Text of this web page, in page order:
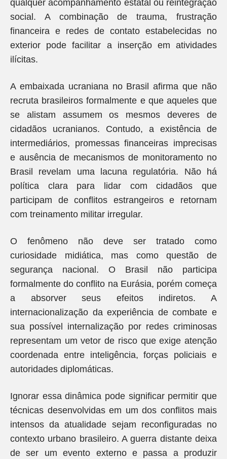
qualquer acompanhamento estatal ou reintegração
social. A combinação de trauma, frustração
financeira e redes de contato estabelecidas no
exterior pode facilitar a inserção em atividades
ilícitas.
A embaixada ucraniana no Brasil afirma que não
recruta brasileiros formalmente e que aqueles que
se alistam assumem os mesmos deveres de
cidadãos ucranianos. Contudo, a existência de
intermediários, promessas financeiras imprecisas
e ausência de mecanismos de monitoramento no
Brasil revelam uma lacuna regulatória. Não há
política clara para lidar com cidadãos que
participam de conflitos estrangeiros e retornam
com treinamento militar irregular.
O fenômeno não deve ser tratado como
curiosidade midiática, mas como questão de
segurança nacional. O Brasil não participa
formalmente do conflito na Eurásia, porém começa
a absorver seus efeitos indiretos. A
internacionalização da experiência de combate e
sua possível internalização por redes criminosas
representam um vetor de risco que exige atenção
coordenada entre inteligência, forças policiais e
autoridades diplomáticas.
Ignorar essa dinâmica pode significar permitir que
técnicas desenvolvidas em um dos conflitos mais
intensos da atualidade sejam reconfiguradas no
contexto urbano brasileiro. A guerra distante deixa
de ser um evento externo e passa a produzir